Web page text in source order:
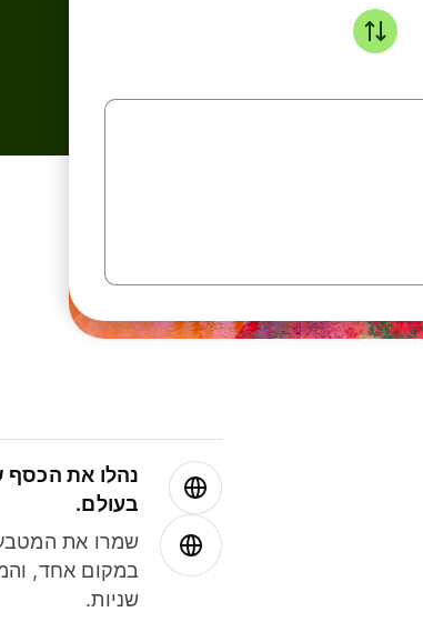
נהלו את
בעולם.
שמרו את
במקום אחד,
שניות.